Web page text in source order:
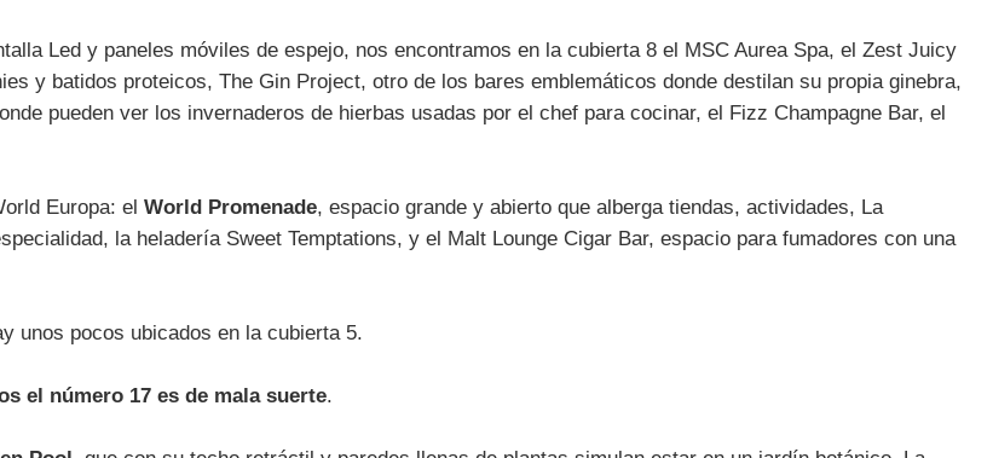
Led y paneles móviles de espejo, nos encontramos en la cubierta 8 el MSC Aurea Spa, el Zest Juicy
y batidos proteicos, The Gin Project, otro de los bares emblemáticos donde destilan su propia ginebra,
pueden ver los invernaderos de hierbas usadas por el chef para cocinar, el Fizz Champagne Bar, el
Europa: el World Promenade, espacio grande y abierto que alberga tiendas, actividades, La
la heladería Sweet Temptations, y el Malt Lounge Cigar Bar, espacio para fumadores con una
unos pocos ubicados en la cubierta 5.
el número 17 es de mala suerte.